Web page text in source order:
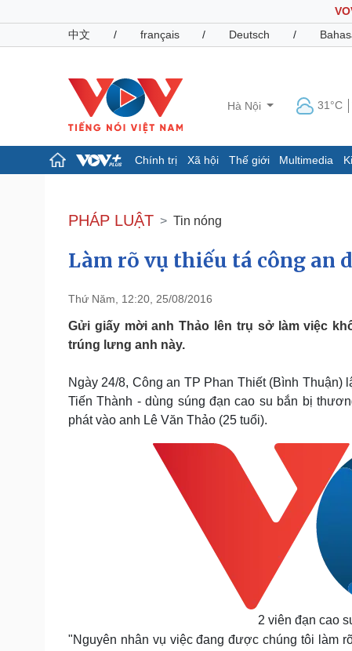
中文
/ français / Deutsch /
Hà Nội 31°C
Chính trị Xã hội Thế giới Multimedia
Đảng
Tổ chức nhân sự
Nhận diện sự thật
Dấu ấn VOV
Pháp luật
Vụ án
Tư vấn luật
Quân sự - Quốc phòng
Phân tích
Dinh dưỡng - món ngon
Nhà đẹp
Blog
Tình yêu - Gia đình
PHÁP LUẬT Tin nóng
Làm rõ vụ thiếu tá công an
Thứ Năm, 12:20, 25/08/2016
Gửi giấy mời anh Thảo lên trụ sở làm việc
trúng lưng anh này.
Ngày 24/8, Công an TP Phan Thiết (Bình
Tiến Thành - dùng súng đạn cao su bắn bị
phát vào anh Lê Văn Thảo (25 tuổi).
2 viên đạn cao
"Nguyên nhân vụ việc đang được chúng tôi làm